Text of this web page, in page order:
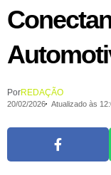
PorREDAÇÃO
20/02/2026 Atualizado às